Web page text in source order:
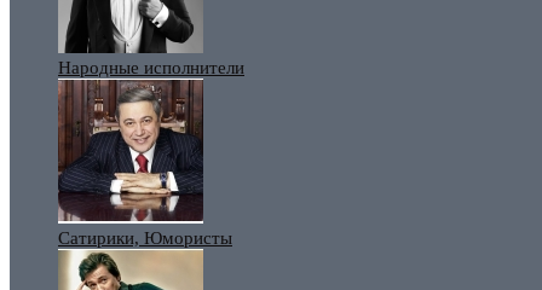
Народные исполнители
Сатирики, Юмористы